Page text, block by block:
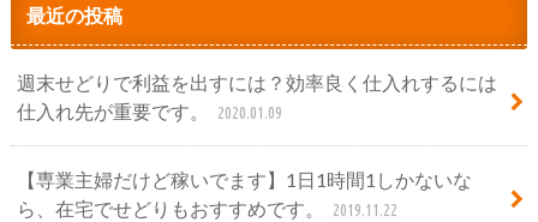
最近の投稿
週末せどりで利益を出すには？効率良く仕入れするには
仕入れ先が重要です。
2020.01.09
【専業主婦だけど稼いでます】1日1時間1しかないな
ら、在宅でせどりもおすすめです。
2019.11.22